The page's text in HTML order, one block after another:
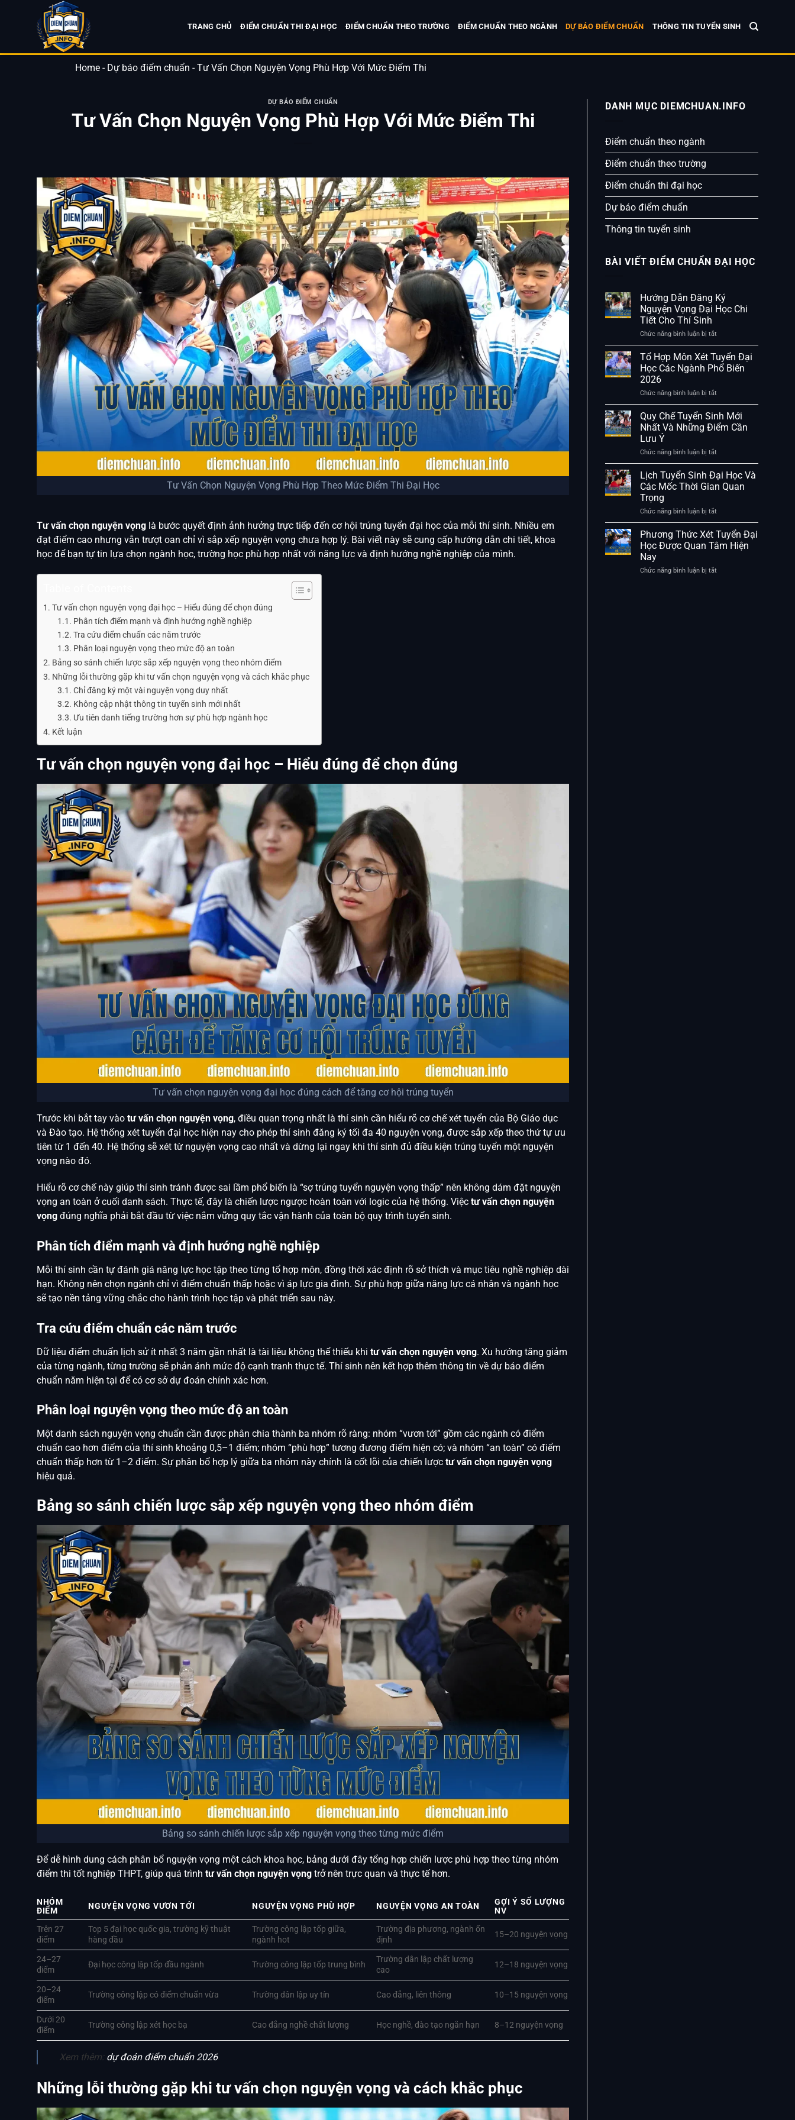
dung
TRANG CHỦ ĐIỂM CHUẨN THI ĐẠI HỌC ĐIỂM CHUẨN THEO TRƯỜNG ĐIỂM CHUẨN THEO NGÀNH DỰ BÁO ĐIỂM CHUẨN THÔNG TIN TUYỂN SINH
Home - Dự báo điểm chuẩn -Tư Vấn Chọn Nguyện Vọng Phù Hợp Với Mức Điểm Thi
DỰ BÁO ĐIỂM CHUẨN
Tư Vấn Chọn Nguyện Vọng Phù Hợp Với Mức Điểm Thi
Tư Vấn Chọn Nguyện Vọng Phù Hợp Theo Mức Điểm Thi Đại Học
Tư vấn chọn nguyện vọng là bước quyết định ảnh hưởng trực tiếp đến cơ hội trúng tuyển đại học của mỗi thí sinh. Nhiều em
đạt điểm cao nhưng vẫn trượt oan chỉ vì sắp xếp nguyện vọng chưa hợp lý. Bài viết này sẽ cung cấp hướng dẫn chi tiết, khoa
học để bạn tự tin lựa chọn ngành học, trường học phù hợp nhất với năng lực và định hướng nghề nghiệp của mình.
Tư vấn chọn nguyện vọng đại học – Hiểu đúng để chọn đúng
Phân tích điểm mạnh và định hướng nghề nghiệp
Tra cứu điểm chuẩn các năm trước
Phân loại nguyện vọng theo mức độ an toàn
Bảng so sánh chiến lược sắp xếp nguyện vọng theo nhóm điểm
Những lỗi thường gặp khi tư vấn chọn nguyện vọng và cách khắc phục
Chỉ đăng ký một vài nguyện vọng duy nhất
Không cập nhật thông tin tuyển sinh mới nhất
Ưu tiên danh tiếng trường hơn sự phù hợp ngành học
Kết luận
Tư vấn chọn nguyện vọng đại học – Hiểu đúng để chọn đúng
Tư vấn chọn nguyện vọng đại học đúng cách để tăng cơ hội trúng tuyển
Trước khi bắt tay vào tư vấn chọn nguyện vọng, điều quan trọng nhất là thí sinh cần hiểu rõ cơ chế xét tuyển của Bộ Giáo dục
và Đào tạo. Hệ thống xét tuyển đại học hiện nay cho phép thí sinh đăng ký tối đa 40 nguyện vọng, được sắp xếp theo thứ tự ưu
tiên từ 1 đến 40. Hệ thống sẽ xét từ nguyện vọng cao nhất và dừng lại ngay khi thí sinh đủ điều kiện trúng tuyển một nguyện
vọng nào đó.
Hiểu rõ cơ chế này giúp thí sinh tránh được sai lầm phổ biến là “sợ trúng tuyển nguyện vọng thấp” nên không dám đặt nguyện
vọng an toàn ở cuối danh sách. Thực tế, đây là chiến lược ngược hoàn toàn với logic của hệ thống. Việc tư vấn chọn nguyện
vọng đúng nghĩa phải bắt đầu từ việc nắm vững quy tắc vận hành của toàn bộ quy trình tuyển sinh.
Phân tích điểm mạnh và định hướng nghề nghiệp
Mỗi thí sinh cần tự đánh giá năng lực học tập theo từng tổ hợp môn, đồng thời xác định rõ sở thích và mục tiêu nghề nghiệp dài
hạn. Không nên chọn ngành chỉ vì điểm chuẩn thấp hoặc vì áp lực gia đình. Sự phù hợp giữa năng lực cá nhân và ngành học
sẽ tạo nền tảng vững chắc cho hành trình học tập và phát triển sau này.
Tra cứu điểm chuẩn các năm trước
Dữ liệu điểm chuẩn lịch sử ít nhất 3 năm gần nhất là tài liệu không thể thiếu khi tư vấn chọn nguyện vọng. Xu hướng tăng giảm
của từng ngành, từng trường sẽ phản ánh mức độ cạnh tranh thực tế. Thí sinh nên kết hợp thêm thông tin về dự báo điểm
chuẩn năm hiện tại để có cơ sở dự đoán chính xác hơn.
Phân loại nguyện vọng theo mức độ an toàn
Một danh sách nguyện vọng chuẩn cần được phân chia thành ba nhóm rõ ràng: nhóm “vươn tới” gồm các ngành có điểm
chuẩn cao hơn điểm của thí sinh khoảng 0,5–1 điểm; nhóm “phù hợp” tương đương điểm hiện có; và nhóm “an toàn” có điểm
chuẩn thấp hơn từ 1–2 điểm. Sự phân bổ hợp lý giữa ba nhóm này chính là cốt lõi của chiến lược tư vấn chọn nguyện vọng
hiệu quả.
Bảng so sánh chiến lược sắp xếp nguyện vọng theo nhóm điểm
Bảng so sánh chiến lược sắp xếp nguyện vọng theo từng mức điểm
Để dễ hình dung cách phân bổ nguyện vọng một cách khoa học, bảng dưới đây tổng hợp chiến lược phù hợp theo từng nhóm
điểm thi tốt nghiệp THPT, giúp quá trình tư vấn chọn nguyện vọng trở nên trực quan và thực tế hơn.
NHÓM
ĐIỂM
NGUYỆN VỌNG VƯƠN TỚI NGUYỆN VỌNG PHÙ HỢP NGUYỆN VỌNG AN TOÀN
GỢI Ý SỐ LƯỢNG
NV
Trên 27
điểm
Top 5 đại học quốc gia, trường kỹ thuật
hàng đầu
Trường công lập tốp giữa,
ngành hot
Trường địa phương, ngành ổn
định
15–20 nguyện vọng
24–27
điểm
Đại học công lập tốp đầu ngành Trường công lập tốp trung bình
Trường dân lập chất lượng
cao
12–18 nguyện vọng
20–24
điểm
Trường công lập có điểm chuẩn vừa Trường dân lập uy tín Cao đẳng, liên thông 10–15 nguyện vọng
Dưới 20
điểm
Trường công lập xét học bạ Cao đẳng nghề chất lượng Học nghề, đào tạo ngắn hạn 8–12 nguyện vọng
Xem thêm: dự đoán điểm chuẩn 2026
Những lỗi thường gặp khi tư vấn chọn nguyện vọng và cách khắc phục
DANH MỤC DIEMCHUAN.INFO
Điểm chuẩn theo ngành
Điểm chuẩn theo trường
Điểm chuẩn thi đại học
Dự báo điểm chuẩn
Thông tin tuyển sinh
BÀI VIẾT ĐIỂM CHUẨN ĐẠI HỌC
Hướng Dẫn Đăng Ký
Nguyện Vọng Đại Học Chi
Tiết Cho Thí Sinh
Chức năng bình luận bị tắt
Hướng
Dẫn
Đăng
Ký
Chi
Tiết
Tổ Hợp Môn Xét Tuyển Đại
Học Các Ngành Phổ Biến
2026
Chức năng bình luận bị tắt
Tổ
Hợp
Môn
Xét
Ngành
Phổ
Quy Chế Tuyển Sinh Mới
Nhất Và Những Điểm Cần
Lưu Ý
Chức năng bình luận bị tắt
Quy
Chế
Tuyển
Sinh
Những
Điểm
Cần
Lịch Tuyển Sinh Đại Học Và
Các Mốc Thời Gian Quan
Trọng
Chức năng bình luận bị tắt
Lịch
Tuyển
Sinh
Đại
Phương Thức Xét Tuyển Đại
Học Được Quan Tâm Hiện
Nay
Chức năng bình luận bị tắt